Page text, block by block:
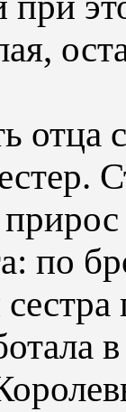
отца
по